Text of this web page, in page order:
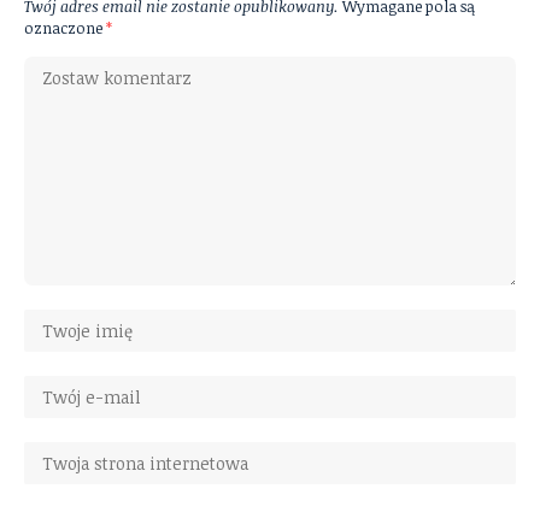
Twój adres email nie zostanie opublikowany. Wymagane pola są
oznaczone*